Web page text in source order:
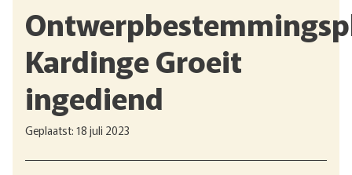
Kardinge Groeit
ingediend
Geplaatst: 18 juli 2023